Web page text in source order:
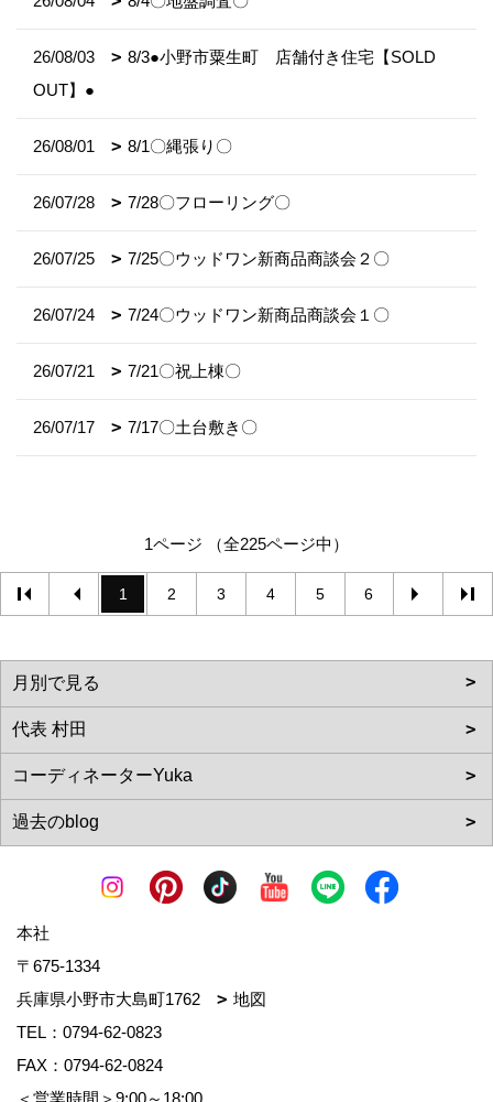
26/08/03
8/3●小野市粟生町 店舗付き住宅【SOLD
OUT】●
26/08/01 8/1〇縄張り〇
26/07/28 7/28〇フローリング〇
26/07/25 7/25〇ウッドワン新商品商談会２〇
26/07/24 7/24〇ウッドワン新商品商談会１〇
26/07/21 7/21〇祝上棟〇
26/07/17 7/17〇土台敷き〇
1ページ （全225ページ中）
1 2 3 4 5 6
本社
〒675-1334
兵庫県小野市大島町1762
地図
TEL： 0794-62-0823
FAX：0794-62-0824
＜営業時間＞9:00～18:00